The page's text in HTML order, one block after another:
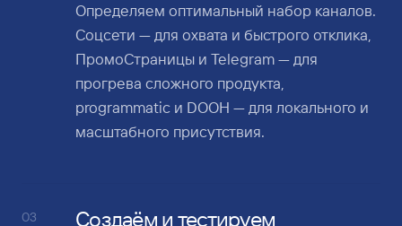
Определяем оптимальный набор каналов.
Соцсети — для охвата и быстрого отклика,
ПромоСтраницы и Telegram — для
прогрева сложного продукта,
programmatic и DOOH — для локального и
масштабного присутствия.
03
Создаём и тестируем